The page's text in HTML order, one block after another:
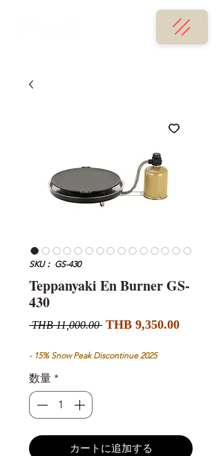
SKU： GS-430
Teppanyaki En Burner GS-
430
THB 11,000.00 通
価
THB 9,350.00セ
- 15% Snow Peak Discontinue 2025
数量 *
カートに追加する